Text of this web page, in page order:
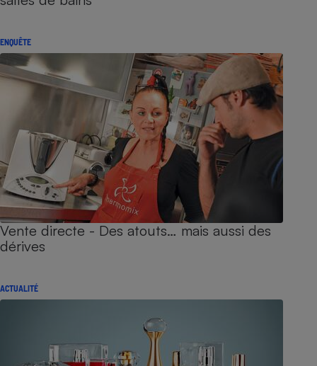
ENQUÊTE
Vente directe - Des atouts… mais aussi des
dérives
ACTUALITÉ